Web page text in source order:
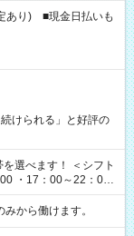
あり) ■現金日払いも
けられる」と好評の
・17：00～22：00
ど
から働けます。